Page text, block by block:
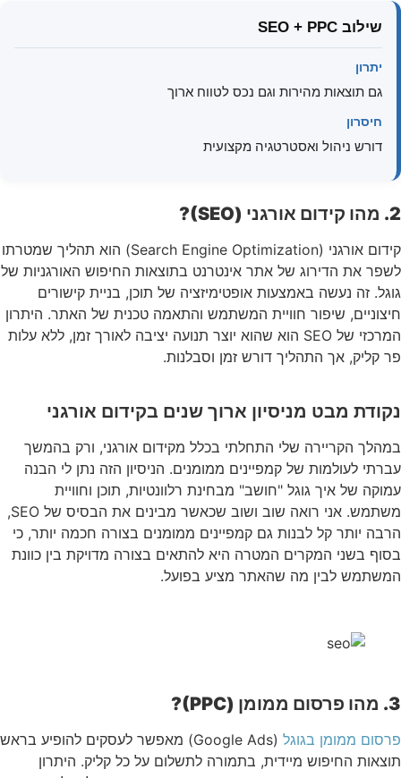
שילוב SEO + PPC
יתרון
גם תוצאות מהירות וגם נכס לטווח ארוך
חיסרון
דורש ניהול ואסטרטגיה מקצועית
2. מהו קידום אורגני (SEO)?
קידום אורגני (Search Engine Optimization) הוא תהליך שמטרתו
לשפר את הדירוג של אתר אינטרנט בתוצאות החיפוש האורגניות של
גוגל. זה נעשה באמצעות אופטימיזציה של תוכן, בניית קישורים
חיצוניים, שיפור חוויית המשתמש והתאמה טכנית של האתר. היתרון
המרכזי של SEO הוא שהוא יוצר תנועה יציבה לאורך זמן, ללא עלות
פר קליק, אך התהליך דורש זמן וסבלנות.
נקודת מבט מניסיון ארוך שנים בקידום אורגני
במהלך הקריירה שלי התחלתי בכלל מקידום אורגני, ורק בהמשך
עברתי לעולמות של קמפיינים ממומנים. הניסיון הזה נתן לי הבנה
עמוקה של איך גוגל "חושב" מבחינת רלוונטיות, תוכן וחוויית
משתמש. אני רואה שוב ושוב שכאשר מבינים את הבסיס של SEO,
הרבה יותר קל לבנות גם קמפיינים ממומנים בצורה חכמה יותר, כי
בסוף בשני המקרים המטרה היא להתאים בצורה מדויקת בין כוונת
המשתמש לבין מה שהאתר מציע בפועל.
3. מהו פרסום ממומן (PPC)?
פרסום ממומן בגוגל
(Google Ads) מאפשר לעסקים להופיע בראש
תוצאות החיפוש מיידית, בתמורה לתשלום על כל קליק. היתרון